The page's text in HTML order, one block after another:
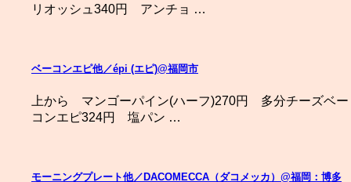
リオッシュ340円 アンチョ …
ベーコンエピ他／épi (エピ)@福岡市
上から マンゴーパイン(ハーフ)270円 多分チーズベー
コンエピ324円 塩パン …
モーニングプレート他／DACOMECCA（ダコメッカ）@福岡：博多